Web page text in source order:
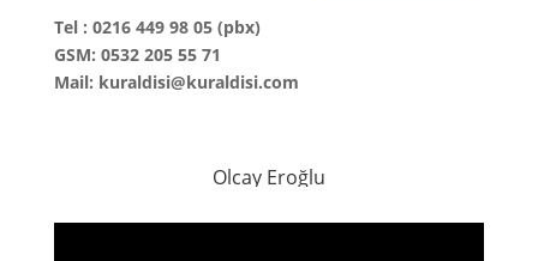
Tel : 0216 449 98 05 (pbx)
GSM: 0532 205 55 71
Mail: kuraldisi@kuraldisi.com
Olcay Eroğlu